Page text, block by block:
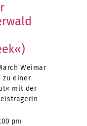
Weimar
zu einer
mit der
pm